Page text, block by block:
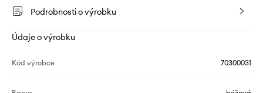
Podrobnosti o výrobku
Údaje o výrobku
Kód výrobce 70300031